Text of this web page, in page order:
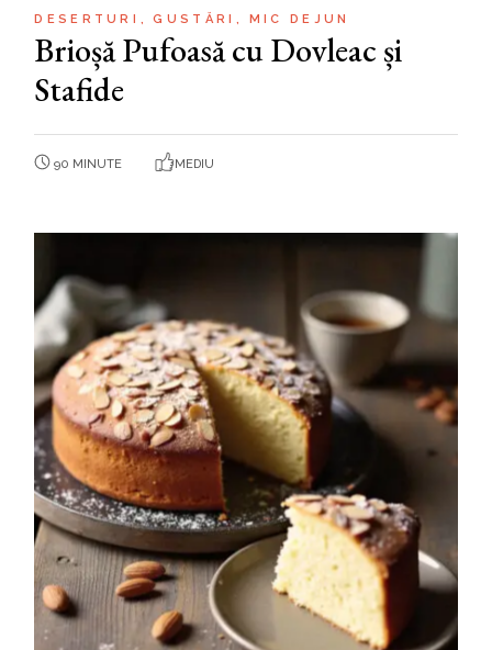
DESERTURI GUSTĂRI MIC DEJUN
Brioșă Pufoasă cu Dovleac și
Stafide
90 MINUTE MEDIU